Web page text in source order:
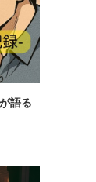
語る